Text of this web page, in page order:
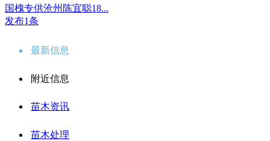
国槐专供沧州陈宜聪18...
发布1条
最新信息
附近信息
苗木资讯
苗木处理